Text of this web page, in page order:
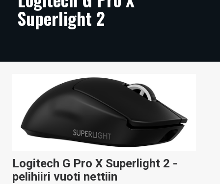
ARTIKKELIT
KAUPPA
VAIHDA TEEMA
Superlight 2
Logitech G Pro X Superlight 2 -
pelihiiri vuoti nettiin